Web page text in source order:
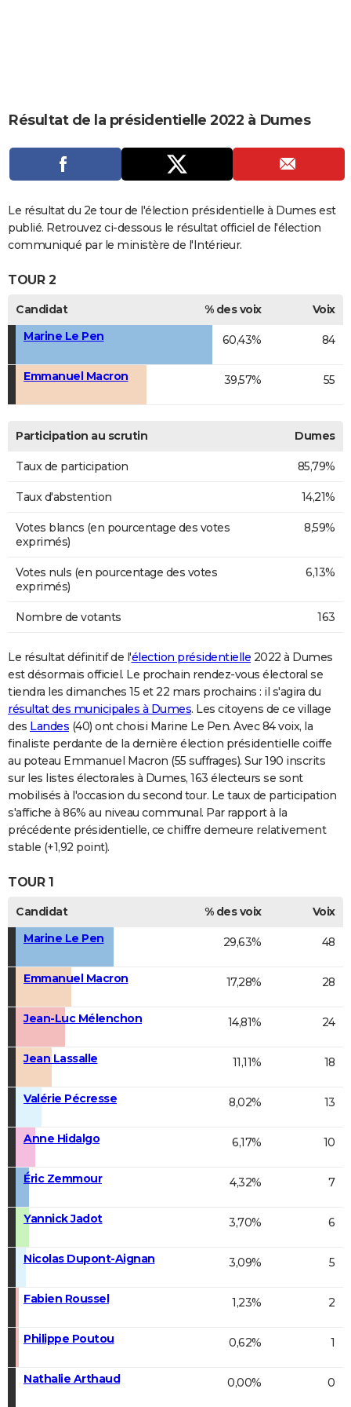
CARTE DE VOEUX
DICTIONNAIRE
Dictionnaire
Biographies
Expressions
Proverbes
PROGRAMME TV
COPAINS D'AVANT
Se connecter
Collèges
Universités
Entreprises
Service militaire
Avis de recherche
AVIS DE DÉCÈS
FORUM
Bricolage
Culture
Television
Voyage
Résultat de la présidentielle 2022 à Dumes
Le résultat du 2e tour de l'élection présidentielle à Dumes est
publié. Retrouvez ci-dessous le résultat officiel de l'élection
communiqué par le ministère de l'Intérieur.
TOUR 2
Candidat % des voix
Voix
Marine Le Pen
60,43% 84
Emmanuel Macron 39,57% 55
Participation au scrutin Dumes
Taux de participation 85,79%
Taux d'abstention 14,21%
Votes blancs (en pourcentage des votes
exprimés)
8,59%
Votes nuls (en pourcentage des votes
exprimés)
6,13%
Nombre de votants 163
Le résultat définitif de l'élection présidentielle 2022 à Dumes
est désormais officiel. Le prochain rendez-vous électoral se
tiendra les dimanches 15 et 22 mars prochains : il s'agira du
résultat des municipales à Dumes. Les citoyens de ce village
des Landes (40) ont choisi Marine Le Pen. Avec 84 voix, la
finaliste perdante de la dernière élection présidentielle coiffe
au poteau Emmanuel Macron (55 suffrages). Sur 190 inscrits
sur les listes électorales à Dumes, 163 électeurs se sont
mobilisés à l'occasion du second tour. Le taux de participation
s'affiche à 86% au niveau communal. Par rapport à la
précédente présidentielle, ce chiffre demeure relativement
stable (+1,92 point).
TOUR 1
Candidat % des voix
Voix
Marine Le Pen
29,63% 48
Emmanuel Macron 17,28% 28
Jean-Luc Mélenchon 14,81% 24
Jean Lassalle 11,11% 18
Valérie Pécresse 8,02% 13
Anne Hidalgo 6,17% 10
Éric Zemmour 4,32% 7
Yannick Jadot 3,70% 6
Nicolas Dupont-Aignan 3,09% 5
Fabien Roussel 1,23% 2
Philippe Poutou 0,62% 1
Nathalie Arthaud 0,00% 0